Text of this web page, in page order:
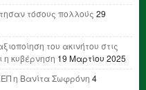
τόσους πολλούς 29
του ακινήτου στις
κυβέρνηση 19 Μαρτίου 2025
η Βανίτα Σωφρόνη 4